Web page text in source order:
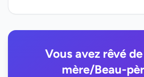
Vous avez rêvé
mère/Beau-